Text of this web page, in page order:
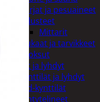
Harjat ja pesuaineet
Kalusteet
Mittarit
Kiukaat ja tarvikkeet
Tuoksut
Kynttilät ja lyhdyt
Kynttilät ja lyhdyt
Led-kynttilät
Lyhtytelineet